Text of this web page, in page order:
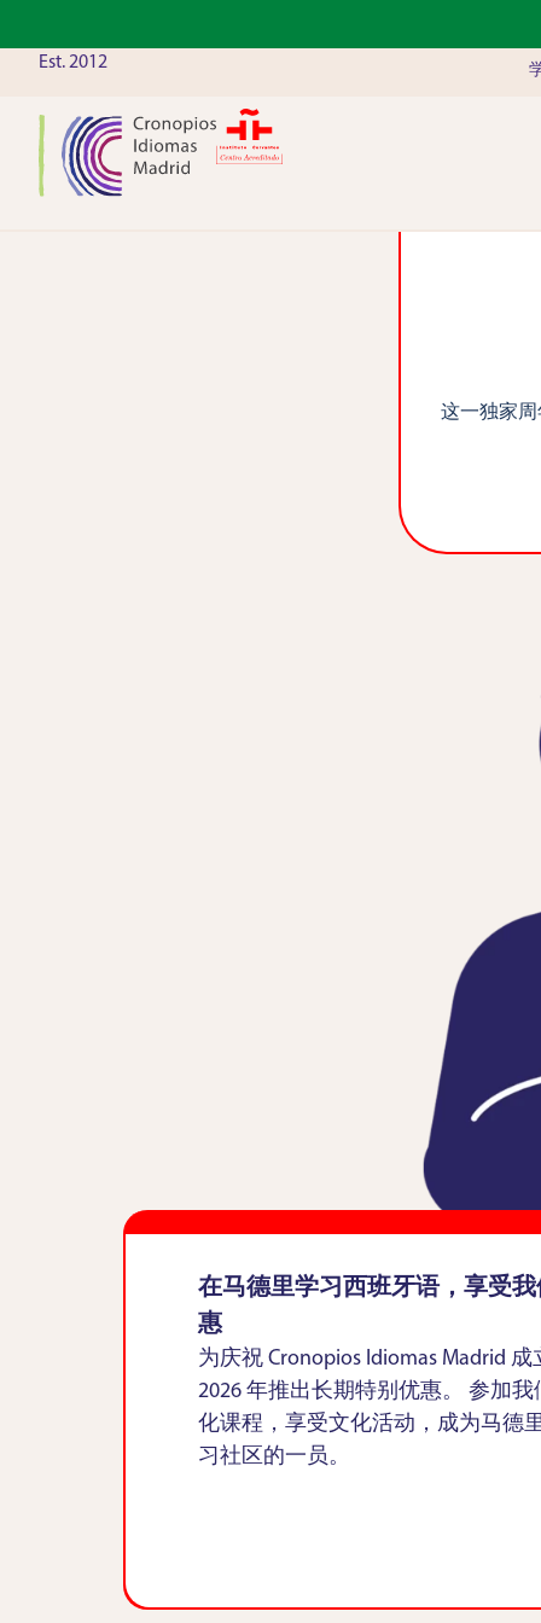
Est. 2012
这一独家
在马德里学习西班牙语，享受
惠
为庆祝 Cronopios Idiomas Madrid
2026 年推出长期特别优惠。 参加
化课程，享受文化活动，成为马德
习社区的一员。